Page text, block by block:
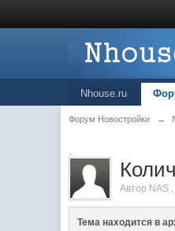
Nhouse.ru
Форум Новостройки →
.
Автор NAS ,
Тема находится в